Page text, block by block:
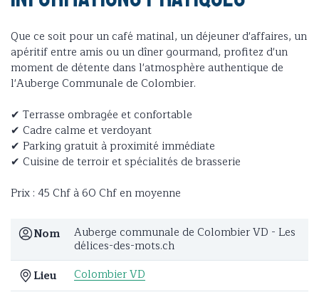
Que ce soit pour un café matinal, un déjeuner d'affaires, un
apéritif entre amis ou un dîner gourmand, profitez d'un
moment de détente dans l'atmosphère authentique de
l'Auberge Communale de Colombier.
✔ Terrasse ombragée et confortable
✔ Cadre calme et verdoyant
✔ Parking gratuit à proximité immédiate
✔ Cuisine de terroir et spécialités de brasserie
Prix : 45 Chf à 60 Chf en moyenne
Nom Auberge communale de Colombier VD - Les
délices-des-mots.ch
Lieu
Colombier VD